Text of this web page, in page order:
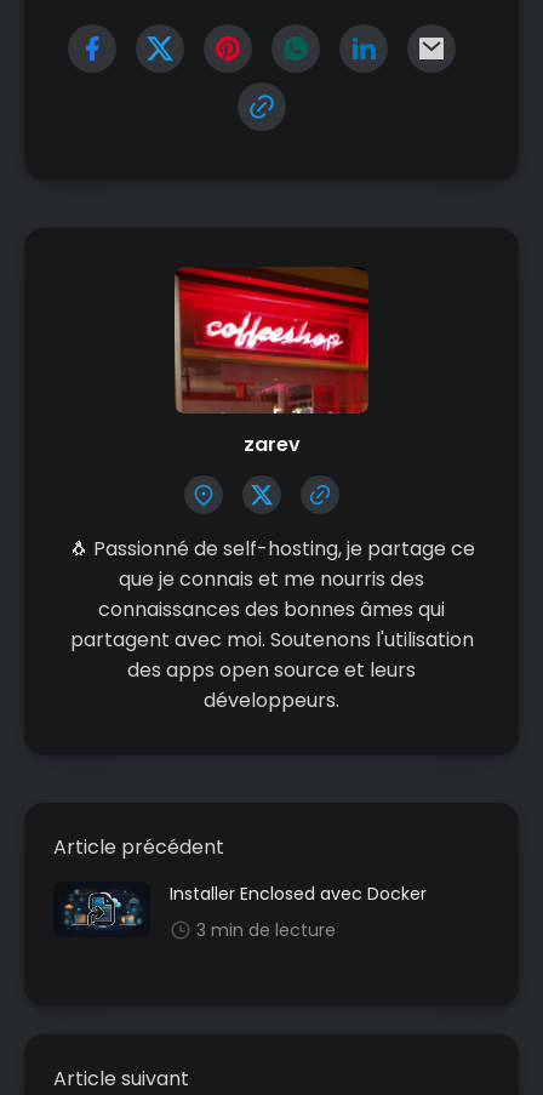
zarev
🐧 Passionné de self-hosting, je partage ce
que je connais et me nourris des
connaissances des bonnes âmes qui
partagent avec moi. Soutenons l'utilisation
des apps open source et leurs
développeurs.
Article précédent
Installer Enclosed avec Docker
3 min de lecture
Article suivant